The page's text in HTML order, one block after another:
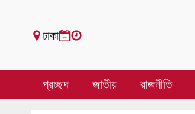
ঢাকা
প্রচ্ছদ জাতীয় রাজনীতি